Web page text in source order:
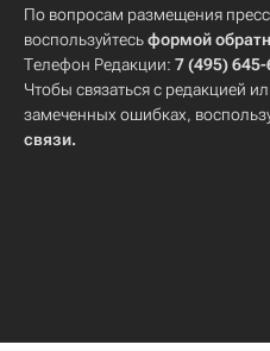
По вопросам размещения
воспользуйтесьформой
Телефон Редакции: 7 (495) 645-
Чтобы связаться с редакцией
замеченных ошибках,
связи.